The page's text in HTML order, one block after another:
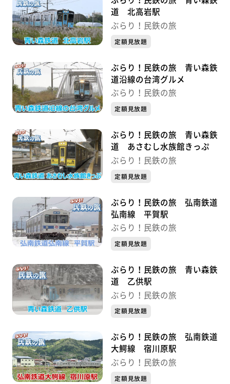
道 北高岩駅
ぶらり！民鉄の旅
定額見放題
ぶらり！民鉄の旅 青い森鉄
道沿線の台湾グルメ
ぶらり！民鉄の旅
定額見放題
ぶらり！民鉄の旅 青い森鉄
道 あさむし水族館きっぷ
ぶらり！民鉄の旅
定額見放題
ぶらり！民鉄の旅 弘南鉄道
弘南線 平賀駅
ぶらり！民鉄の旅
定額見放題
ぶらり！民鉄の旅 青い森鉄
道 乙供駅
ぶらり！民鉄の旅
定額見放題
ぶらり！民鉄の旅 弘南鉄道
大鰐線 宿川原駅
ぶらり！民鉄の旅
定額見放題